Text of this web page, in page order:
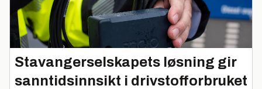
Stavangerselskapets løsning gir
sanntidsinnsikt i drivstofforbruket